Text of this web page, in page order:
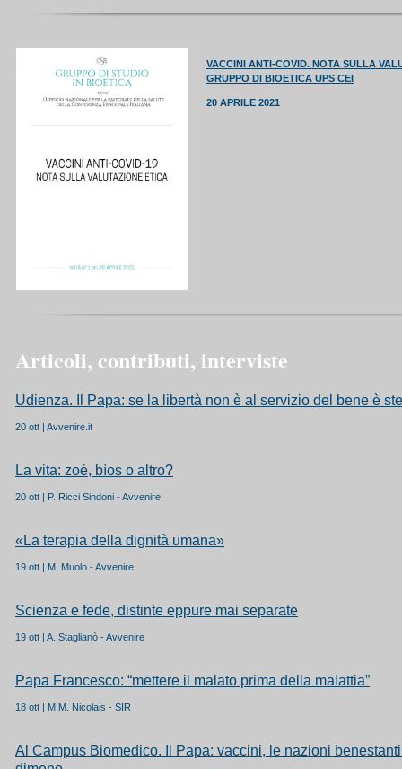
VACCINI ANTI-COVID. NOTA SULLA
GRUPPO DI BIOETICA UPS CEI
20 APRILE 2021
Articoli, contributi, interviste
Udienza. Il Papa: se la libertà non è al servizio del bene è
20 ott | Avvenire.it
La vita: zoé, bìos o altro?
20 ott | P. Ricci Sindoni - Avvenire
«La terapia della dignità umana»
19 ott | M. Muolo - Avvenire
Scienza e fede, distinte eppure mai separate
19 ott | A. Staglianò - Avvenire
Papa Francesco: “mettere il malato prima della malattia”
18 ott | M.M. Nicolais - SIR
Al Campus Biomedico. Il Papa: vaccini, le nazioni